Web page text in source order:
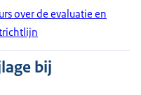
over de evaluatie en
bij